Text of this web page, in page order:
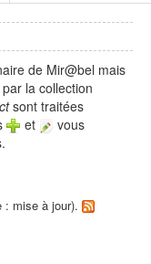
de Mir@bel mais
la collection
sont traitées
et
vous
: mise à jour).